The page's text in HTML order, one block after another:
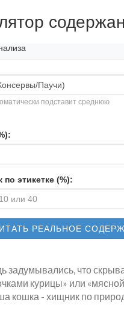
подставит среднюю
этикетке (%):
РЕАЛЬНОЕ
задумывались, что
курицы» или
кошка - хищник по